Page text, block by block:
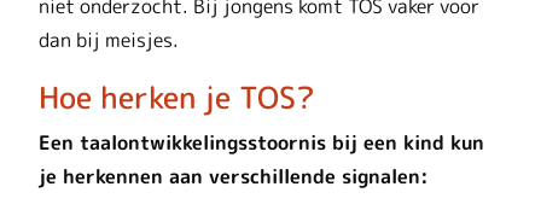
niet onderzocht. Bij jongens komt TOS vaker voor
dan bij meisjes.
Hoe herken je TOS?
Een taalontwikkelingsstoornis bij een kind kun
je herkennen aan verschillende signalen: